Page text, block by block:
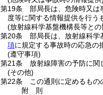
第19条
部局長は、危険時又は
度等に関する情報提供を行う
(放射線科学基盤機構長等との
第20条
部局長は、放射線科学
項に規定する事故時の応急の
(遵守事項)
第21条
放射線障害の予防に関
(その他)
第22条
この通則に定めるもの
附 則